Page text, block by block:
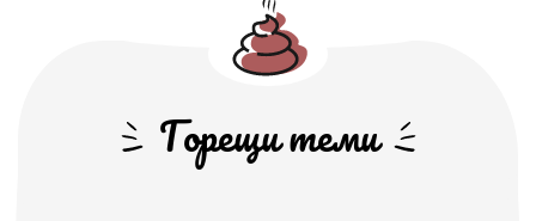
Горещи теми